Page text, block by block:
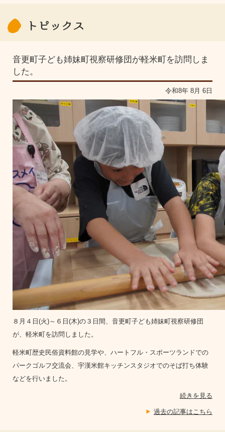
トピックス
音更町子ども姉妹町視察研修団が軽米町を訪問しま
した。
令和8年 8月 6日
８月４日(火)～６日(木)の３日間、音更町子ども姉妹町視察研修団
が、軽米町を訪問しました。
軽米町歴史民俗資料館の見学や、ハートフル・スポーツランドでの
パークゴルフ交流会、宇漢米館キッチンスタジオでのそば打ち体験
などを行いました。
続きを見る
過去の記事はこちら